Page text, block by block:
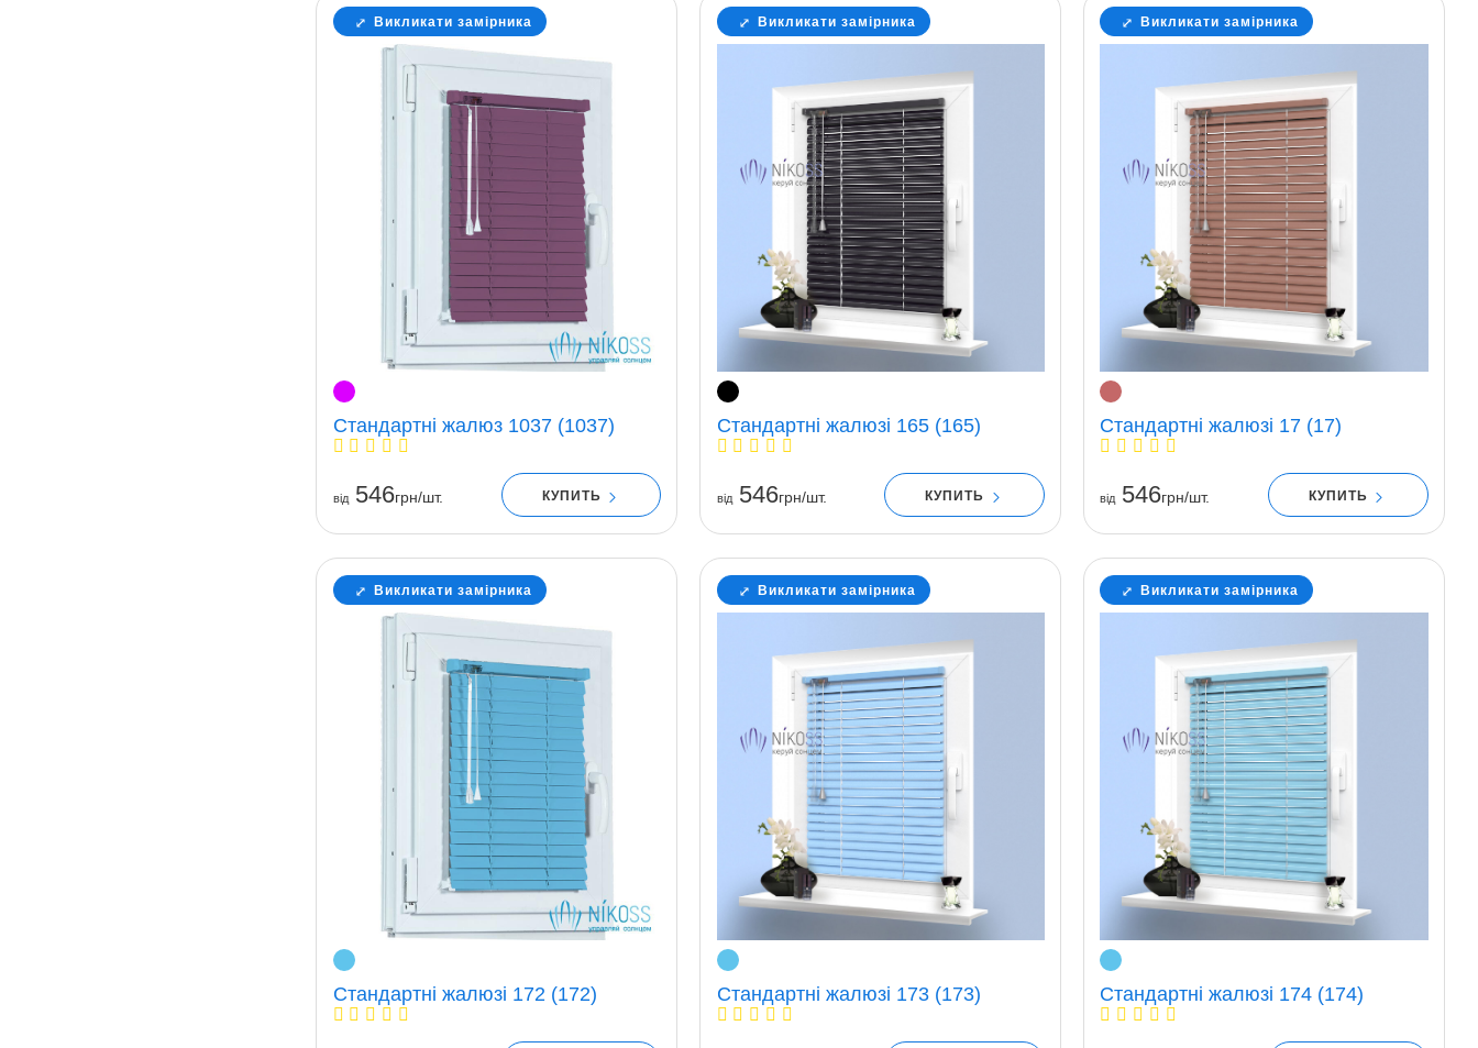
Викликати замірника
Стандартні жалюз 1037 (1037)
вiд546грн/шт. КУПИТЬ
Викликати замірника
Стандартні жалюзі 165 (165)
вiд546грн/шт. КУПИТЬ
Викликати замірника
Стандартні жалюзі 17 (17)
вiд546грн/шт. КУПИТЬ
Викликати замірника
Стандартні жалюзі 172 (172)
Викликати замірника
Стандартні жалюзі 173 (173)
Викликати замірника
Стандартні жалюзі 174 (174)